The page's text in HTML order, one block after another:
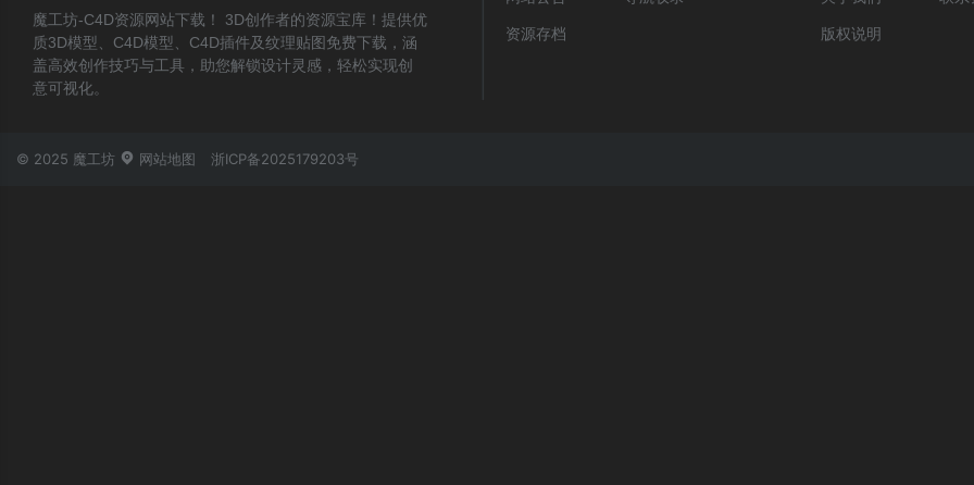
魔工坊-C4D资源网站下载！ 3D创作者的资源宝库！提供优
质3D模型、C4D模型、C4D插件及纹理贴图免费下载，涵
盖高效创作技巧与工具，助您解锁设计灵感，轻松实现创
意可视化。
资源存档
版权说明
© 2025 魔工坊 网站地图 浙ICP备2025179203号